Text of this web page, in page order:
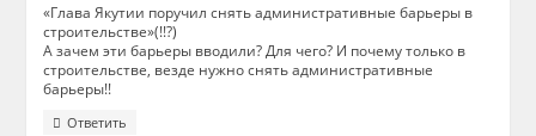
«Глава Якутии поручил снять административные барьеры в
строительстве»(!!?)
А зачем эти барьеры вводили? Для чего? И почему только в
строительстве, везде нужно снять административные
барьеры!!
Ответить